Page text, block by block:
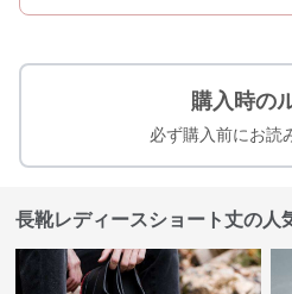
購入時の
必ず購入前にお読
長靴レディースショート丈の人